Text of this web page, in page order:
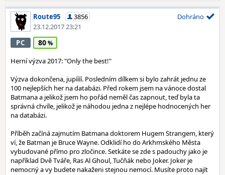
Route95
3856
23.12.2017 23:21
Dohráno
PC 80
Herní výzva 2017: "Only the best!"
Výzva dokončena, jupíííí. Posledním dílkem si bylo zahrát jednu ze
100 nejlepších her na databázi. Před rokem jsem na vánoce dostal
Batmana a jelikož jsem ho pořád neměl čas zapnout, teď byla ta
správná chvíle, jelikož je náhodou jedna z nejlépe hodnocených her
na databázi.
Příběh začíná zajmutím Batmana doktorem Hugem Strangem, který
ví, že Batman je Bruce Wayne. Odklidí ho do Arkhmského Města
vybudované přímo pro zločince. Setkáte se zde s padouchy jako je
například Dvě Tváře, Ras Al Ghoul, Tučňák nebo Joker. Joker je
nemocný a vy budete nakaženi stejnou nemocí. Musíte proto najít